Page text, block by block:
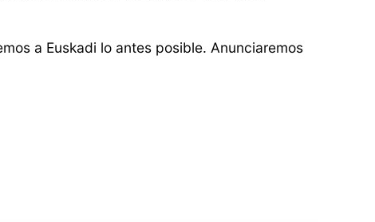
a Euskadi lo antes posible. Anunciaremos